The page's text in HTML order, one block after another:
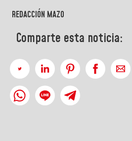
REDACCIÓN MAZO
Comparte esta noticia: